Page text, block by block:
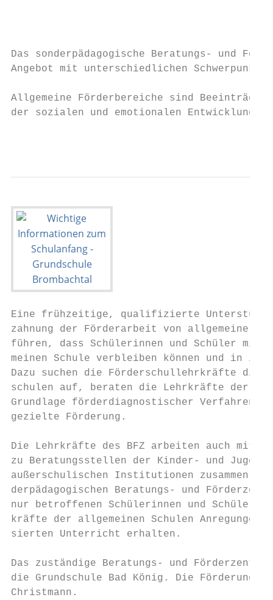
Das sonderpädagogische Beratungs- und
Angebot mit unterschiedlichen
Allgemeine Förderbereiche sind
der sozialen und emotionalen Entwicklung.
Eine frühzeitige, qualifizierte
zahnung der Förderarbeit von allgemeiner
führen, dass Schülerinnen und Schüler mit
meinen Schule verbleiben können und in
Dazu suchen die Förderschullehrkräfte die
schulen auf, beraten die Lehrkräfte der
Grundlage förderdiagnostischer Verfahren
gezielte Förderung.
Die Lehrkräfte des BFZ arbeiten auch mit
zu Beratungsstellen der Kinder- und
außerschulischen Institutionen zusammen.
derpädagogischen Beratungs- und
nur betroffenen Schülerinnen und
kräfte der allgemeinen Schulen
sierten Unterricht erhalten.
Das zuständige Beratungs- und
die Grundschule Bad König. Die Förderung
Christmann.